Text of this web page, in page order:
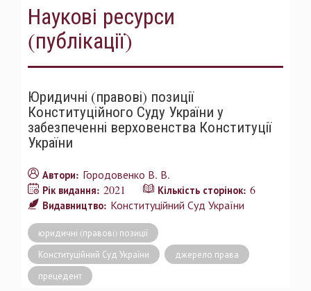
Наукові ресурси
(публікації)
Юридичні (правові) позиції
Конституційного Суду України у
забезпеченні верховенства Конституції
України
Автори: Городовенко В. В.
Рік видання: 2021 Кількість сторінок: 6
Видавництво: Конституційний Суд України
юридичні (правові) позиції
Конституційний Суд України
джерело права
прецедент